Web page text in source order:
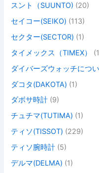
スント（SUUNTO) (20)
セイコー(SEIKO) (113)
セクター(SECTOR) (1)
タイメックス（TIMEX）
ダイバーズウォッチにつ
ダコタ(DAKOTA) (1)
ダボサ時計 (9)
チュチマ(TUTIMA) (1)
ティソ(TISSOT) (229)
ティソ腕時計 (5)
デルマ(DELMA) (1)